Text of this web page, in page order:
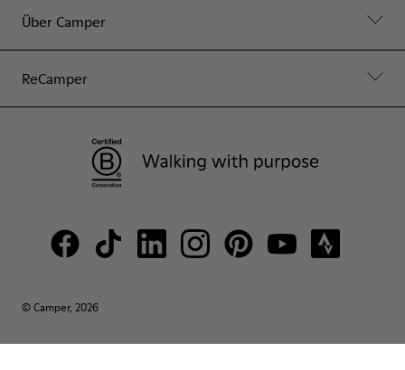
Über Camper
ReCamper
© Camper, 2026